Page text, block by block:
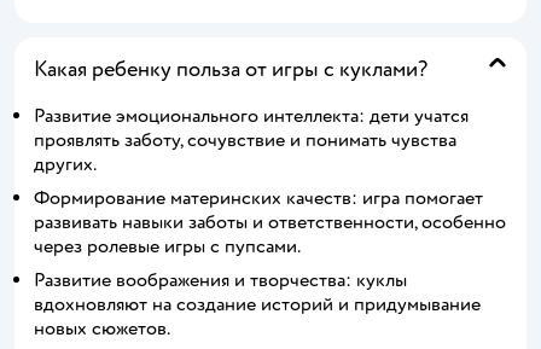
Какая ребенку польза от игры с куклами?
Развитие эмоционального интеллекта: дети учатся
проявлять заботу, сочувствие и понимать чувства
других.
Формирование материнских качеств: игра помогает
развивать навыки заботы и ответственности, особенно
через ролевые игры с пупсами.
Развитие воображения и творчества: куклы
вдохновляют на создание историй и придумывание
новых сюжетов.